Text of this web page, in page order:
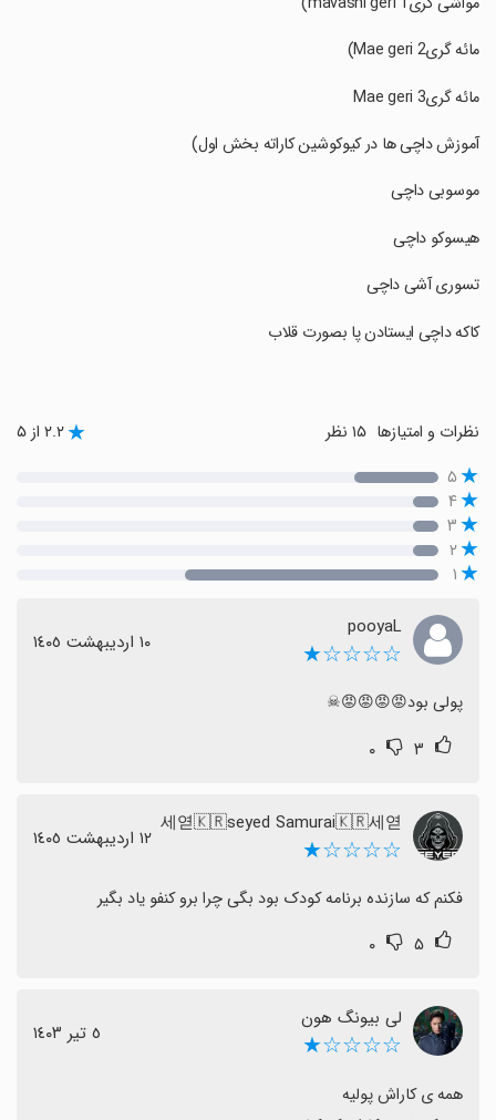
‏مائه گری2 Mae geri)
‏مائه گری3 Mae geri
‏آموزش داچی ها در کیوکوشین کاراته بخش اول)
‏موسوبی داچی
‏هیسوکو داچی
‏تسوری آشی داچی
‏کاکه داچی ایستادن پا بصورت قلاب
نظرات و امتیازها ۲.۲ از ۵
۵
۴
۳
۲
۱
pooyaL
☆☆☆☆★ ١٠ اردیبهشت ١٤٠٥
پولی بود😡😡😡😡☠
۳ ۰
세엳🇰🇷seyed Samurai🇰🇷세엳
☆☆☆☆★ ١٢ اردیبهشت ١٤٠٥
فکنم که سازنده برنامه کودک بود بگی چرا برو کنفو یاد بگیر
۵ ۰
لی بیونگ هون
☆☆☆☆★ ٥ تیر ١٤٠٣